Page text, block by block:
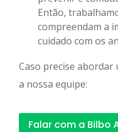
Então,
compreendam a
cuidado com os
Caso precise abordar
a nossa equipe:
Falar com a Bilbo